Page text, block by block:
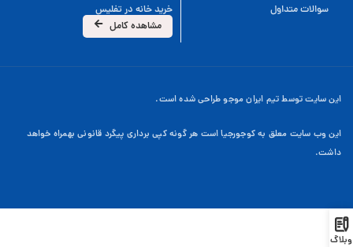
خرید خانه در تفلیس
مشاهده کامل
سوالات متداول
این سایت توسط تیم ایران موجو طراحی شده است.
این وب سایت معلق به کوجورجیا است هر گونه کپی برداری پیگرد قانونی بهمراه خواهد
داشت.
وبلاگ